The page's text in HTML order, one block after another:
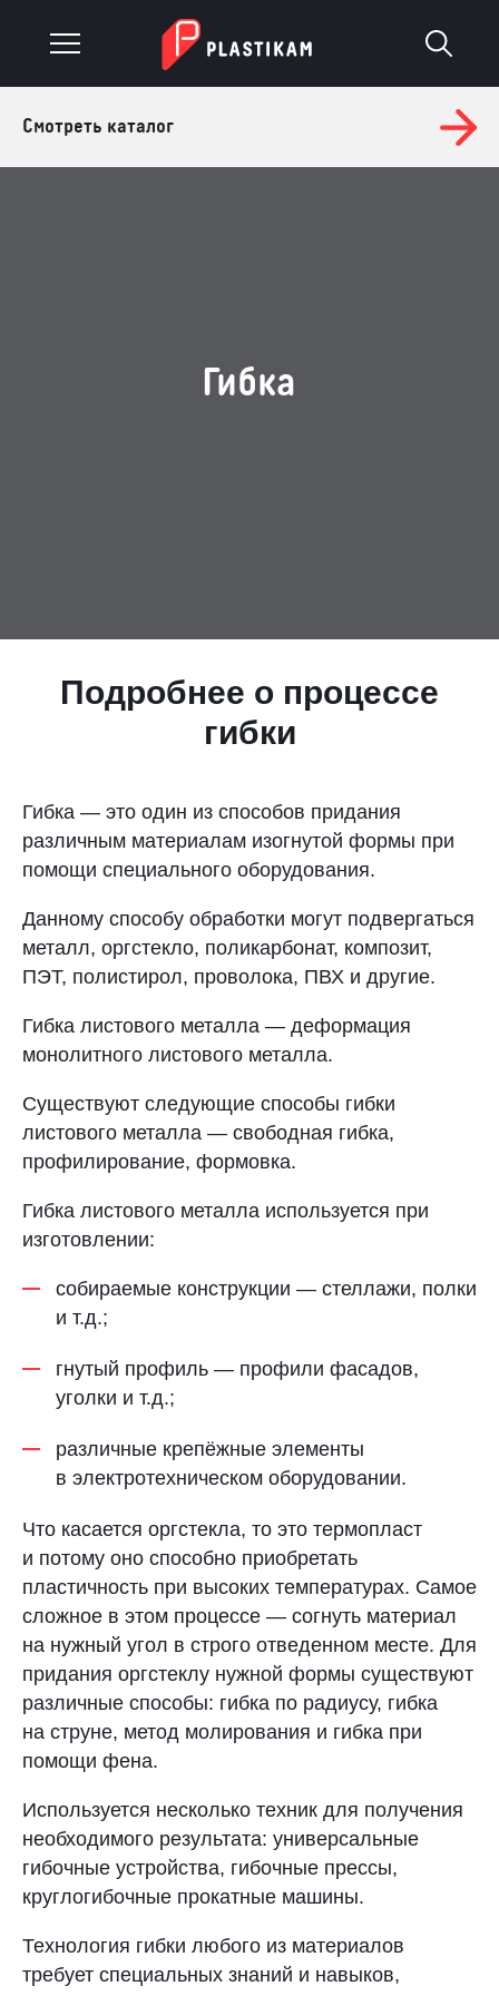
sale@plastikam.ru
Смотреть каталог
Гибка
Подробнее о процессе
гибки
Гибка — это один из способов придания
различным материалам изогнутой формы при
помощи специального оборудования.
Данному способу обработки могут подвергаться
металл, оргстекло, поликарбонат, композит,
ПЭТ, полистирол, проволока, ПВХ и другие.
Гибка листового металла — деформация
монолитного листового металла.
Существуют следующие способы гибки
листового металла — свободная гибка,
профилирование, формовка.
Гибка листового металла используется при
изготовлении:
собираемые конструкции — стеллажи, полки
и т.д.;
гнутый профиль — профили фасадов,
уголки и т.д.;
различные крепёжные элементы
в электротехническом оборудовании.
Что касается оргстекла, то это термопласт
и потому оно способно приобретать
пластичность при высоких температурах. Самое
сложное в этом процессе — согнуть материал
на нужный угол в строго отведенном месте. Для
придания оргстеклу нужной формы существуют
различные способы: гибка по радиусу, гибка
на струне, метод молирования и гибка при
помощи фена.
Используется несколько техник для получения
необходимого результата: универсальные
гибочные устройства, гибочные прессы,
круглогибочные прокатные машины.
Технология гибки любого из материалов
требует специальных знаний и навыков,